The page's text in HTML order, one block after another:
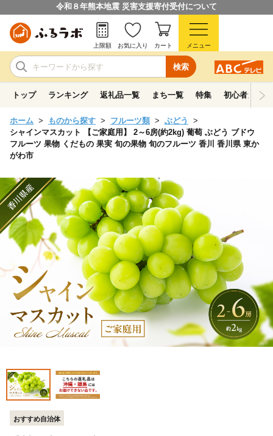
令和８年熊本地震 災害支援寄付受付について
検索
上限額 お気に入り カート メニュー
トップ ランキング 返礼品一覧 まち一覧 特集 初心者ガイド
ホーム ものから探す フルーツ類
ぶどう
シャインマスカット 【ご家庭用】 2～6房(約2kg) 葡萄 ぶどう ブドウ
フルーツ 果物 くだもの 果実 旬の果物 旬のフルーツ 香川 香川県 東か
がわ市
おすすめ自治体